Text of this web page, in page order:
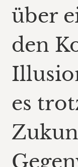
über
den
es